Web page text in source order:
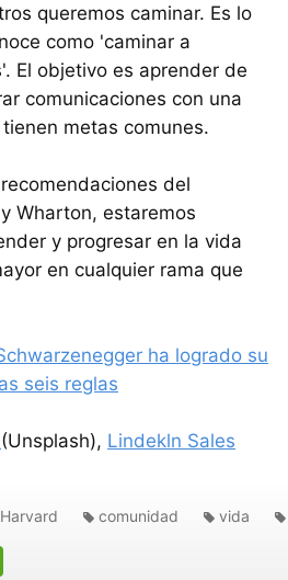
queremos caminar. Es lo
como 'caminar a
El objetivo es aprender de
comunicaciones con una
metas comunes.
del
Wharton, estaremos
y progresar en la vida
en cualquier rama que
ha logrado su
seis reglas
(Unsplash), Lindekln Sales
Harvard comunidad vida